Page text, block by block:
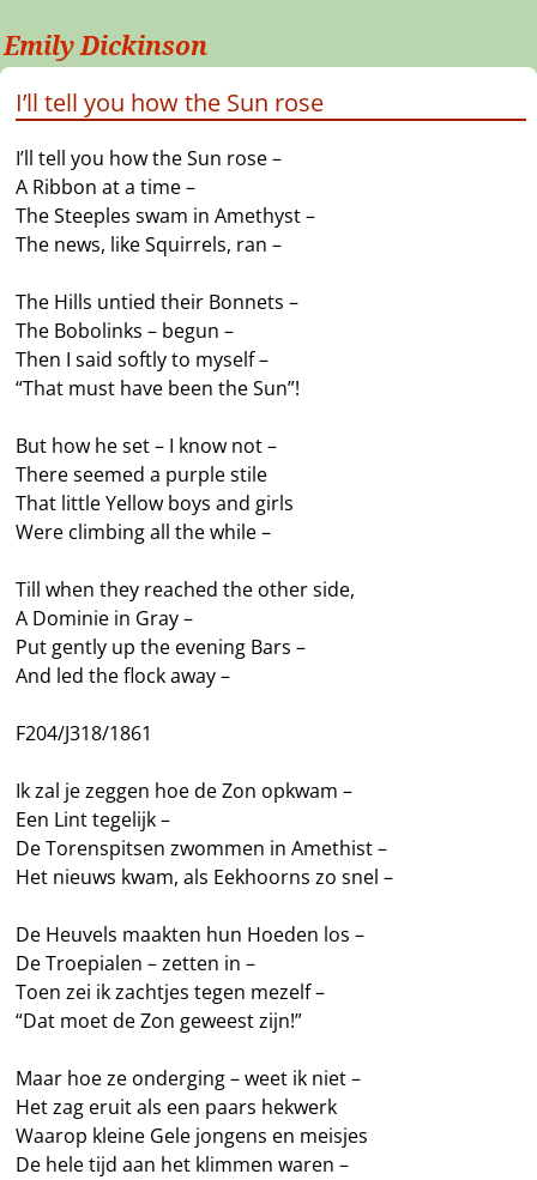
Emily Dickinson
I’ll tell you how the Sun rose
I’ll tell you how the Sun rose –
A Ribbon at a time –
The Steeples swam in Amethyst –
The news, like Squirrels, ran –
The Hills untied their Bonnets –
The Bobolinks – begun –
Then I said softly to myself –
“That must have been the Sun”!
But how he set – I know not –
There seemed a purple stile
That little Yellow boys and girls
Were climbing all the while –
Till when they reached the other side,
A Dominie in Gray –
Put gently up the evening Bars –
And led the flock away –
F204/J318/1861
Ik zal je zeggen hoe de Zon opkwam –
Een Lint tegelijk –
De Torenspitsen zwommen in Amethist –
Het nieuws kwam, als Eekhoorns zo snel –
De Heuvels maakten hun Hoeden los –
De Troepialen – zetten in –
Toen zei ik zachtjes tegen mezelf –
“Dat moet de Zon geweest zijn!”
Maar hoe ze onderging – weet ik niet –
Het zag eruit als een paars hekwerk
Waarop kleine Gele jongens en meisjes
De hele tijd aan het klimmen waren –